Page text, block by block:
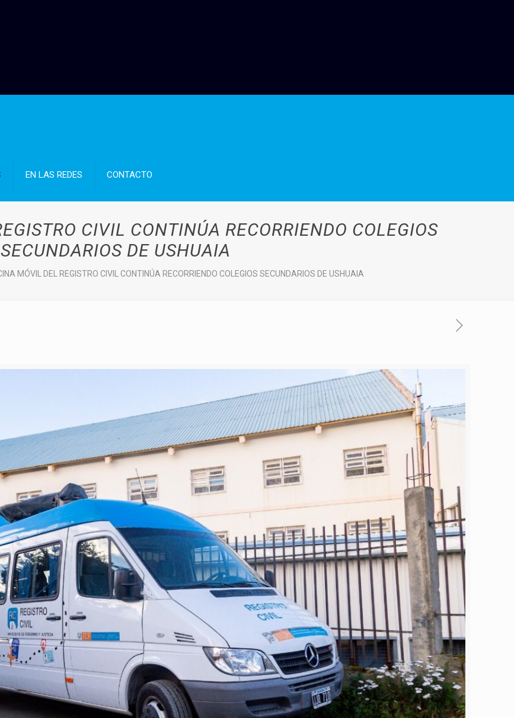
EN LAS REDES CONTACTO
CIVIL CONTINÚA RECORRIENDO COLEGIOS
SECUNDARIOS DE USHUAIA
MÓVIL DEL REGISTRO CIVIL CONTINÚA RECORRIENDO COLEGIOS SECUNDARIOS DE USHUAIA